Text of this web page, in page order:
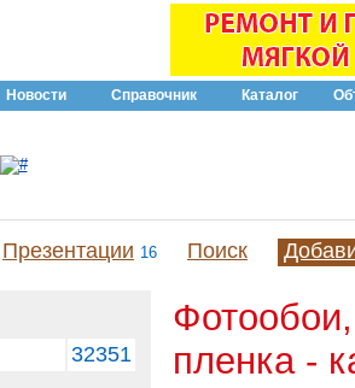
Новости Справочник Каталог
Презентации 16 Поиск
32351
пленка -